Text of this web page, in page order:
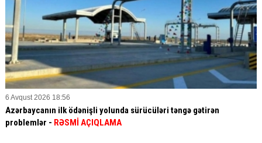
6 Avqust 2026 18:56
Azərbaycanın ilk ödənişli yolunda sürücüləri təngə gətirən
problemlər - RƏSMİ AÇIQLAMA